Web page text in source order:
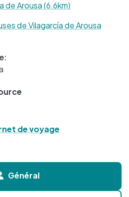
de Arousa (6.6km)
de Vilagarcía de Arousa
de voyage
Général